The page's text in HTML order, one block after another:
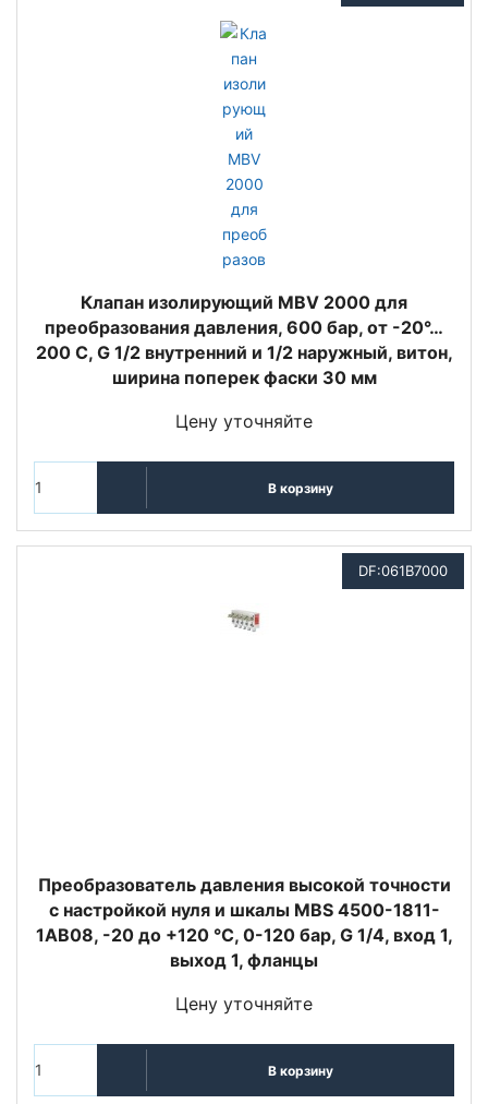
Клапан изолирующий MBV 2000 для
преобразования давления, 600 бар, от -20°…
200 C, G 1/2 внутренний и 1/2 наружный, витон,
ширина поперек фаски 30 мм
Цену уточняйте
В корзину
DF:061B7000
Преобразователь давления высокой точности
с настройкой нуля и шкалы MBS 4500-1811-
1AB08, -20 до +120 °C, 0-120 бар, G 1/4, вход 1,
выход 1, фланцы
Цену уточняйте
В корзину